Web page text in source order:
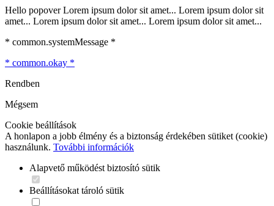
Hello popover Lorem ipsum dolor sit amet... Lorem ipsum dolor sit
amet... Lorem ipsum dolor sit amet... Lorem ipsum dolor sit amet...
* common.systemMessage *
* common.okay *
Rendben
Mégsem
Cookie beállítások
A honlapon a jobb élmény és a biztonság érdekében sütiket (cookie)
használunk. További információk
Alapvető működést biztosító sütik
Beállításokat tároló sütik